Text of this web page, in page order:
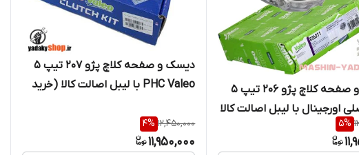
دیسک و صفحه کلاچ پژو 206 تیپ 5
اورجینال با لیبل اصالت کالا
از واردکننده) 5%
دیسک و صفحه کلاچ پژو 207 تیپ 5
PHC Valeo با لیبل اصالت کالا (خرید
12,450,000
4%
11,950,000